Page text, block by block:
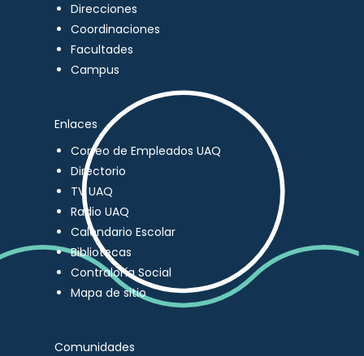
Direcciones
Coordinaciones
Facultades
Campus
Enlaces
Correo de Empleados UAQ
Directorio
TV UAQ
Radio UAQ
Calendario Escolar
Bibliotecas
Contraloría Social
Mapa de sitio
Comunidades